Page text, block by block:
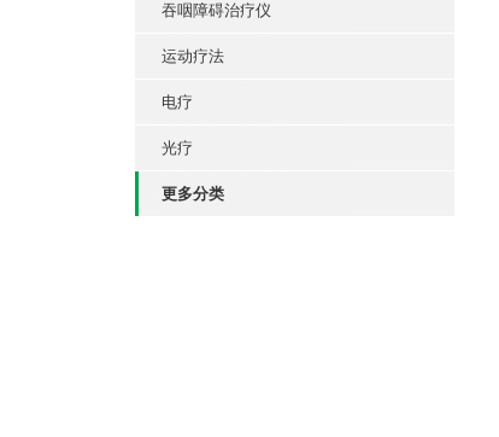
吞咽障碍治疗仪
运动疗法
电疗
光疗
更多分类